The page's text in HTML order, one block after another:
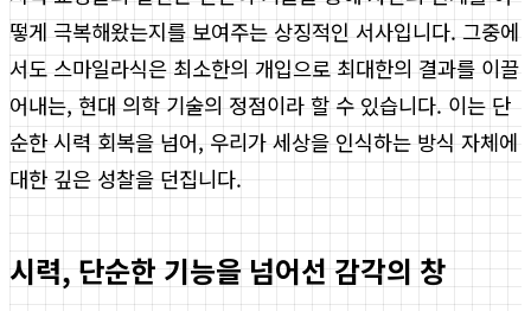
떻게 극복해왔는지를 보여주는 상징적인 서사입니다. 그중에
서도 스마일라식은 최소한의 개입으로 최대한의 결과를 이끌
어내는, 현대 의학 기술의 정점이라 할 수 있습니다. 이는 단
순한 시력 회복을 넘어, 우리가 세상을 인식하는 방식 자체에
대한 깊은 성찰을 던집니다.
시력, 단순한 기능을 넘어선 감각의 창